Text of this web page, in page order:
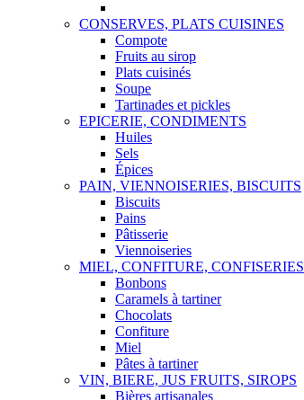
CONSERVES, PLATS CUISINES
Compote
Fruits au sirop
Plats cuisinés
Soupe
Tartinades et pickles
EPICERIE, CONDIMENTS
Huiles
Sels
Épices
PAIN, VIENNOISERIES, BISCUITS
Biscuits
Pains
Pâtisserie
Viennoiseries
MIEL, CONFITURE, CONFISERIES
Bonbons
Caramels à tartiner
Chocolats
Confiture
Miel
Pâtes à tartiner
VIN, BIERE, JUS FRUITS, SIROPS
Bières artisanales